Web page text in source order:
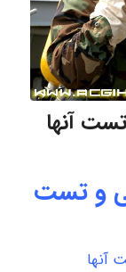
آنها
و تست
آنها